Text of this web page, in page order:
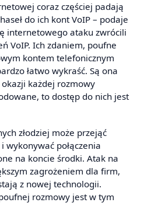
coraz częściej padają
do ich kont VoIP – podaje
internetowego ataku zwrócili
VoIP. Ich zdaniem, poufne
kontem telefonicznym
łatwo wykraść. Są ona
okazji każdej rozmowy
to dostęp do nich jest
złodziej może przejąć
wykonywać połączenia
na koncie środki. Atak na
zagrożeniem dla firm,
z nowej technologii.
rozmowy jest w tym